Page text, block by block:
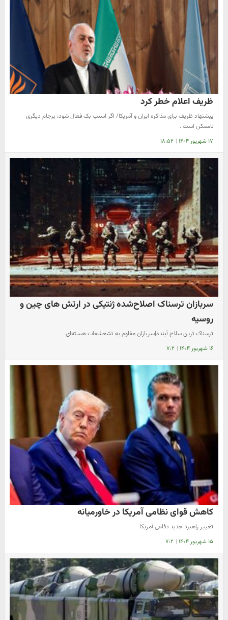
ظریف اعلام خطر کرد
پیشنهاد ظریف برای مذاکره ایران و آمریکا/ اگر اسنپ بک فعال شود، برجام دیگری
ناممکن است .
۱۷ شهریور ۱۴۰۴ | ۱۸:۵۲
سربازان ترسناک اصلاح‌شده ژنتیکی در ارتش های چین و
روسیه
ترسناک ترین سلاح آینده|سربازان مقاوم به تشعشعات هسته‌ای
۱۶ شهریور ۱۴۰۴ | ۷:۲
کاهش قوای نظامی آمریکا در خاورمیانه
تغییر راهبرد جدید دفاعی آمریکا
۱۵ شهریور ۱۴۰۴ | ۷:۲